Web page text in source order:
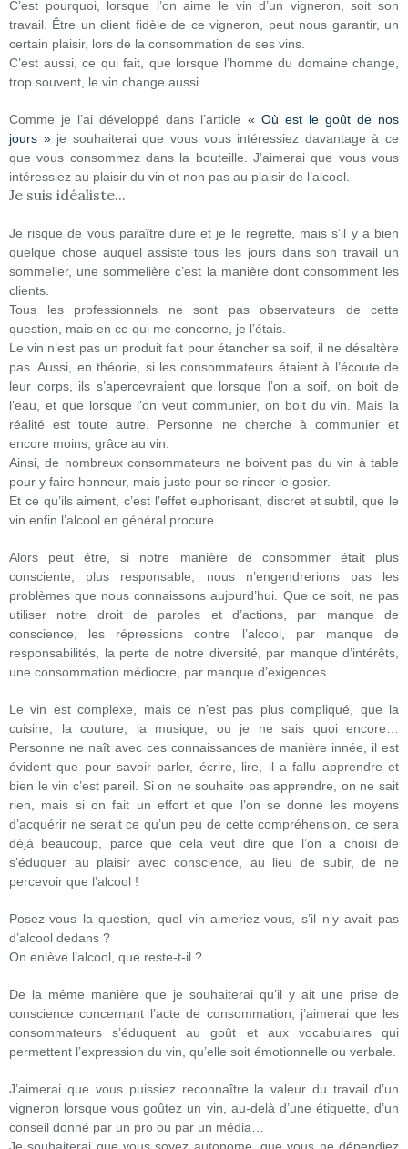
C’est pourquoi, lorsque l’on aime le vin d’un vigneron, soit son
travail. Être un client fidèle de ce vigneron, peut nous garantir, un
certain plaisir, lors de la consommation de ses vins.
C’est aussi, ce qui fait, que lorsque l’homme du domaine change,
trop souvent, le vin change aussi….
Comme je l’ai développé dans l’article « Où est le goût de nos
jours »je souhaiterai que vous vous intéressiez davantage à ce
que vous consommez dans la bouteille. J’aimerai que vous vous
intéressiez au plaisir du vin et non pas au plaisir de l’alcool.
Je suis idéaliste...
Je risque de vous paraître dure et je le regrette, mais s’il y a bien
quelque chose auquel assiste tous les jours dans son travail un
sommelier, une sommelière c’est la manière dont consomment les
clients.
Tous les professionnels ne sont pas observateurs de cette
question, mais en ce qui me concerne, je l’étais.
Le vin n’est pas un produit fait pour étancher sa soif, il ne désaltère
pas. Aussi, en théorie, si les consommateurs étaient à l’écoute de
leur corps, ils s’apercevraient que lorsque l’on a soif, on boit de
l’eau, et que lorsque l’on veut communier, on boit du vin. Mais la
réalité est toute autre. Personne ne cherche à communier et
encore moins, grâce au vin.
Ainsi, de nombreux consommateurs ne boivent pas du vin à table
pour y faire honneur, mais juste pour se rincer le gosier.
Et ce qu’ils aiment, c’est l’effet euphorisant, discret et subtil, que le
vin enfin l’alcool en général procure.
Alors peut être, si notre manière de consommer était plus
consciente, plus responsable, nous n’engendrerions pas les
problèmes que nous connaissons aujourd’hui. Que ce soit, ne pas
utiliser notre droit de paroles et d’actions, par manque de
conscience, les répressions contre l’alcool, par manque de
responsabilités, la perte de notre diversité, par manque d’intérêts,
une consommation médiocre, par manque d’exigences.
Le vin est complexe, mais ce n’est pas plus compliqué, que la
cuisine, la couture, la musique, ou je ne sais quoi encore…
Personne ne naît avec ces connaissances de manière innée, il est
évident que pour savoir parler, écrire, lire, il a fallu apprendre et
bien le vin c’est pareil. Si on ne souhaite pas apprendre, on ne sait
rien, mais si on fait un effort et que l’on se donne les moyens
d’acquérir ne serait ce qu’un peu de cette compréhension, ce sera
déjà beaucoup, parce que cela veut dire que l’on a choisi de
s’éduquer au plaisir avec conscience, au lieu de subir, de ne
percevoir que l’alcool !
Posez-vous la question, quel vin aimeriez-vous, s’il n’y avait pas
d’alcool dedans ?
On enlève l’alcool, que reste-t-il ?
De la même manière que je souhaiterai qu’il y ait une prise de
conscience concernant l’acte de consommation, j’aimerai que les
consommateurs s’éduquent au goût et aux vocabulaires qui
permettent l’expression du vin, qu’elle soit émotionnelle ou verbale.
J’aimerai que vous puissiez reconnaître la valeur du travail d’un
vigneron lorsque vous goûtez un vin, au-delà d’une étiquette, d’un
conseil donné par un pro ou par un média…